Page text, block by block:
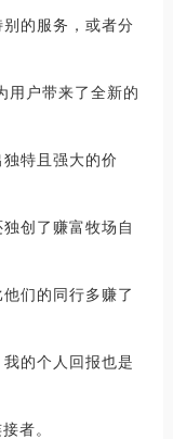
的服务，或者分
用户带来了全新的
特且强大的价
创了赚富牧场自
们的同行多赚了
的个人回报也是
者。